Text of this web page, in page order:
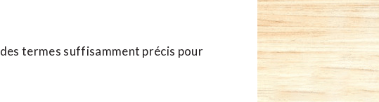
termes suffisamment précis pour